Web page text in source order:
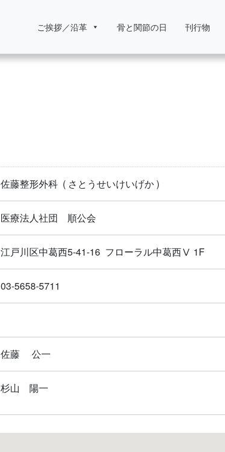
ご挨拶／沿革 骨と関節の日 刊行物
佐藤整形外科 ( さとうせいけいげか )
医療法人社団 順公会
江戸川区中葛西5-41-16 フローラル中葛西Ⅴ 1F
03-5658-5711
佐藤 公一
杉山 陽一